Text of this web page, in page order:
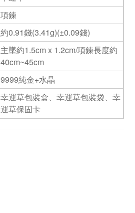
項鍊
約0.91錢(3.41g)(±0.09錢)
主墜約1.5cm x 1.2cm/項鍊長度約
40cm~45cm
9999純金+水晶
幸運草包裝盒、幸運草包裝袋、幸
運草保固卡